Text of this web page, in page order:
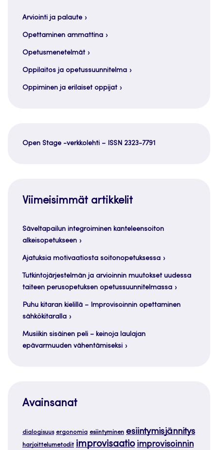
Arviointi ja palaute
Opettaminen ammattina
Opetusmenetelmät
Oppilaitos ja opetussuunnitelma
Oppiminen ja erilaiset oppijat
Open Stage -verkkolehti – ISSN 2323-7791
Viimeisimmät artikkelit
Säveltapailun integroiminen kanteleensoiton
alkeisopetukseen
Ajatuksia motivaatiosta soitonopetuksessa
Tutkintojärjestelmän ja arvioinnin muutokset uudessa
taiteen perusopetuksen opetussuunnitelmassa
Puhu kitaran kielillä – Improvisoinnin opettaminen
sähkökitaralla
Musiikin sisäinen peli – keinoja laulajan
epävarmuuden vähentämiseksi
Avainsanat
dialogisuus ergonomia esiintyminen esiintymisjännitys
harjoittelumetodit improvisaatio improvisoinnin